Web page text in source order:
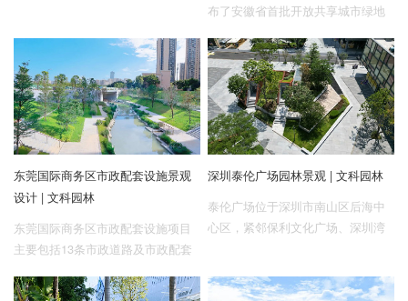
式布局建筑，打造内外环境相呼应
的度假式园林。自然主义人居时代
背景下，旨在创造一个自然与生活
边界融合的城市居住环境，还原都
市新生活，打造有温度的高品质生
活空间。
布了安徽省首批开放共享城市绿地
开放共享总面积1472.65公顷。其
中，有巢氏文化主题公园成为巢湖
市唯一上榜的首批开放共享城市绿
地试点。
东莞国际商务区市政配套设施景观
设计 | 文科园林
东莞国际商务区市政配套设施项目
主要包括13条市政道路及市政配套
及新基河河段景观改造示范段的建
深圳泰伦广场园林景观 | 文科园林
泰伦广场位于深圳市南山区后海中
心区，紧邻保利文化广场、深圳湾
商业、文化于一体的高端城市综合